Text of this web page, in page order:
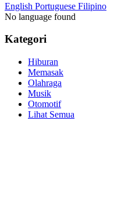
English Portuguese Filipino
No language found
Kategori
Hiburan
Memasak
Olahraga
Musik
Otomotif
Lihat Semua